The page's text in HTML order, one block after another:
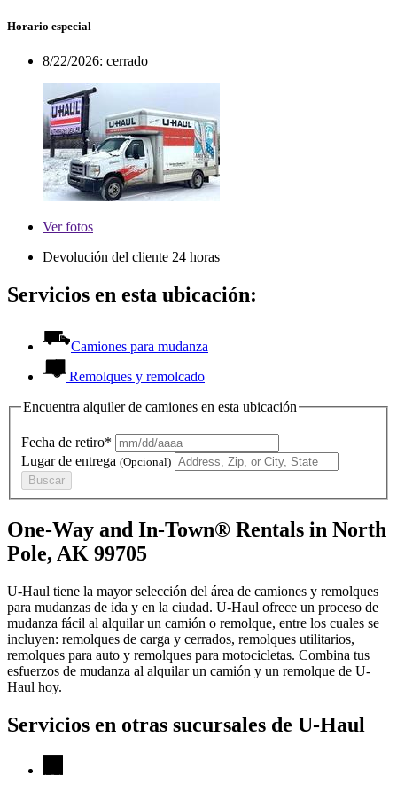
Horario especial
8/22/2026: cerrado
Verfotos
Devolución del cliente 24 horas
Servicios en esta ubicación:
Camiones para mudanza
Remolques y remolcado
Encuentra alquiler de camiones en esta ubicación
Fecha de retiro*
Lugar de entrega (Opcional)
Buscar
One-Way and In-Town® Rentals in North
Pole, AK 99705
U-Haul tiene la mayor selección del área de camiones y remolques
para mudanzas de ida y en la ciudad. U-Haul ofrece un proceso de
mudanza fácil al alquilar un camión o remolque, entre los cuales se
incluyen: remolques de carga y cerrados, remolques utilitarios,
remolques para auto y remolques para motocicletas. Combina tus
esfuerzos de mudanza al alquilar un camión y un remolque de U-
Haul hoy.
Servicios en otras sucursales de U-Haul